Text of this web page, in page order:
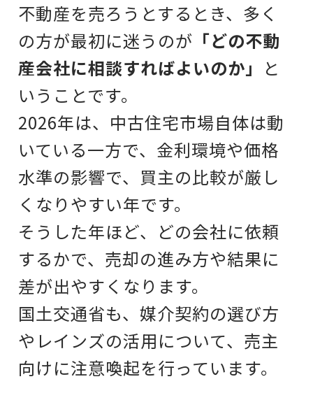
不動産を売ろうとするとき、 多く
の方が最初に迷うのが 「どの不動
産会社に相談すればよいのか」 と
いうことです。
2026年は、中古住宅市場自体は動
いている一方で、金利環境や価格
水準の影響で、買主の比較が厳し
くなりやすい年です。
そうした年ほど、どの会社に依頼
するかで、売却の進み方や結果に
差が出やすくなります。
国土交通省も、媒介契約の選び方
やレインズの活用について、売主
向けに注意喚起を行っています。